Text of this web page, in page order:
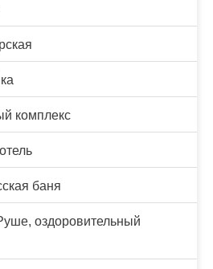
комплекс
баня
оздоровительный